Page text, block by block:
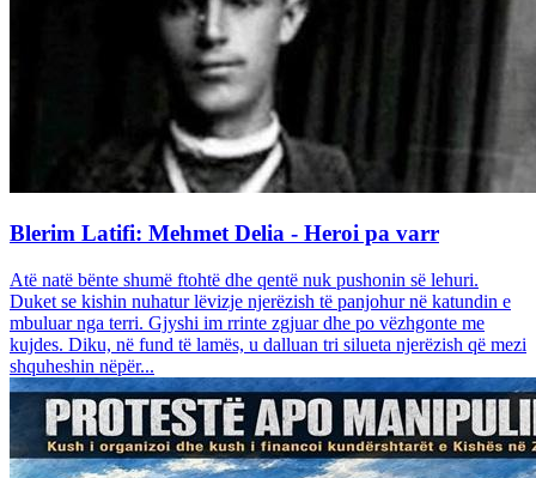
Blerim Latifi: Mehmet Delia - Heroi pa varr
Atë natë bënte shumë ftohtë dhe qentë nuk pushonin së lehuri.
Duket se kishin nuhatur lëvizje njerëzish të panjohur në katundin e
mbuluar nga terri. Gjyshi im rrinte zgjuar dhe po vëzhgonte me
kujdes. Diku, në fund të lamës, u dalluan tri silueta njerëzish që mezi
shquheshin nëpër...